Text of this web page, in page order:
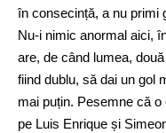
în consecință, a nu primi
Nu-i nimic anormal aici,
are, de când lumea,
fiind dublu, să dai un gol
mai puțin. Pesemne că
pe Luis Enrique și